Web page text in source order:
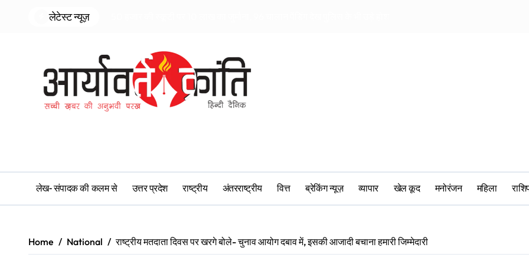
लेटेस्ट न्यूज़
लेख- संपादक की कलम से उत्तर प्रदेश राष्ट्रीय अंतरराष्ट्रीय वित्त ब्रेकिंग न्यूज़ व्यापार खेल कूद मनोरंजन महिला
Home National राष्ट्रीय मतदाता दिवस पर खरगे बोले- चुनाव आयोग दबाव में, इसकी आजादी बचाना हमारी जिम्मेदारी